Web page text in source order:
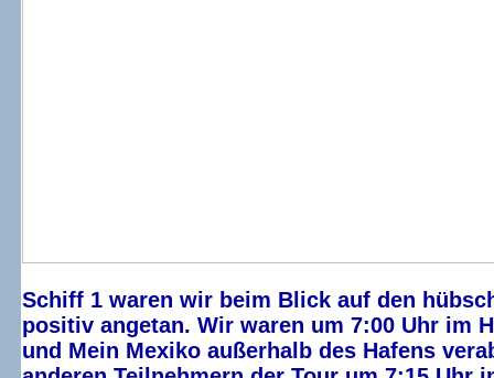
Schiff 1 waren wir beim Blick auf den
positiv angetan. Wir waren um 7:00 Uhr im
und Mein Mexiko außerhalb des Hafens